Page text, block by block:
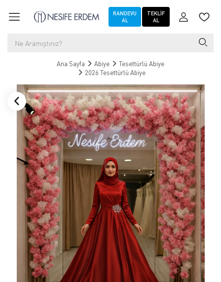
RANDEVU
AL
TEKLIF
AL
Ana Sayfa Abiye
Tesettürlü Abiye
2026 Tesettürlü Abiye